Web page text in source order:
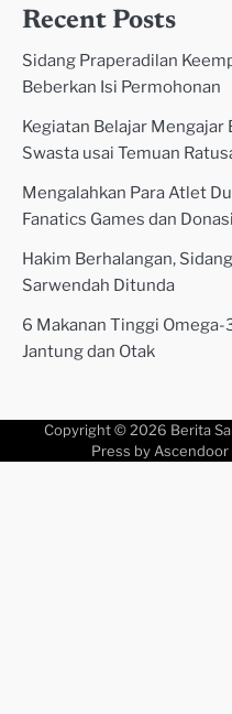
Recent Posts
Sidang Praperadilan
Beberkan Isi Permohonan
Kegiatan Belajar Mengajar
Swasta usai Temuan
Mengalahkan Para Atlet
Fanatics Games dan
Hakim Berhalangan,
Sarwendah Ditunda
6 Makanan Tinggi
Jantung dan Otak
Copyright © 2026 Berita
Press by Ascendoor